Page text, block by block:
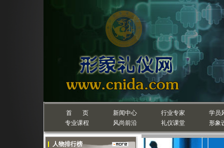
首 页 新闻中心 行业专家
学员
专业课程
风尚前沿 礼仪课堂 形象
人物排行榜